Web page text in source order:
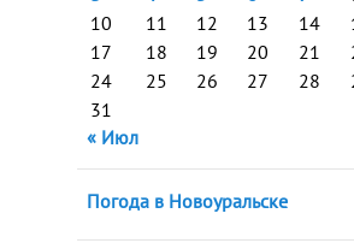
10
11 12 13 14
17
18 19 20 21
24
25 26 27 28
31
« Июл
Погода в Новоуральске